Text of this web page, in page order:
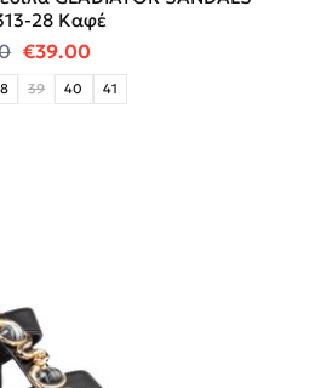
28 Καφέ
Original price was: €59.90.
€39.00Η τρέχουσα τιμή
39 40 41